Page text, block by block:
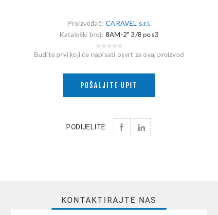
Proizvođač: CARAVEL s.r.l.
Kataloški broj: 8AM-2" 3/8 pos3
Budite prvi koji će napisati osvrt za ovaj proizvod
POŠALJITE UPIT
PODIJELITE:
KONTAKTIRAJTE NAS